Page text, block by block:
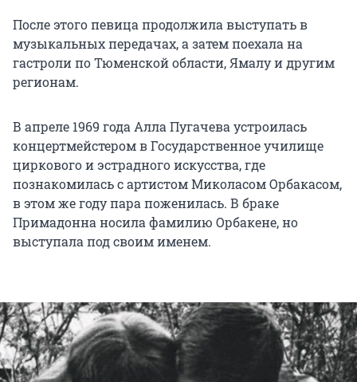
После этого певица продолжила выступать в
музыкальных передачах, а затем поехала на
гастроли по Тюменской области, Ямалу и другим
регионам.
В апреле 1969 года Алла Пугачева устроилась
концертмейстером в Государственное училище
циркового и эстрадного искусства, где
познакомилась с артистом Миколасом Орбакасом,
в этом же году пара поженилась. В браке
Примадонна носила фамилию Орбакене, но
выступала под своим именем.